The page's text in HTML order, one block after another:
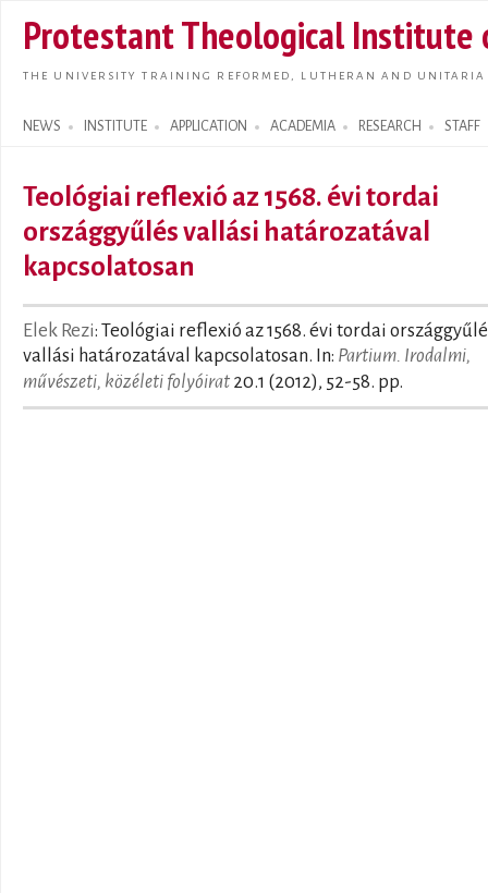
main
Protestant Theological Institute
THE UNIVERSITY TRAINING REFORMED, LUTHERAN AND
NEWS INSTITUTE APPLICATION ACADEMIA RESEARCH STAFF
Search form
Teológiai reflexió az 1568. évi tordai
országgyűlés vallási határozatával
kapcsolatosan
Elek Rezi: Teológiai reflexió az 1568. évi tordai
vallási határozatával kapcsolatosan. In: Partium. Irodalmi,
művészeti, közéleti folyóirat 20.1 (2012), 52-58. pp.